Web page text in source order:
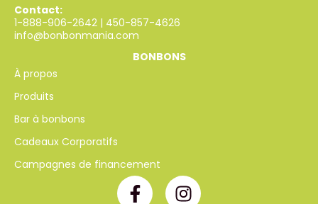
Contact:
1-888-906-2642 | 450-857-4626
info@bonbonmania.com
BONBONS
À propos
Produits
Bar à bonbons
Cadeaux Corporatifs
Campagnes de financement